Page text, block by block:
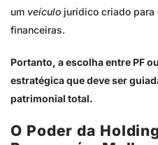
um veículo jurídico criado para
financeiras.
Portanto, a escolha entre PF
estratégica que deve ser
patrimonial total.
O Poder da